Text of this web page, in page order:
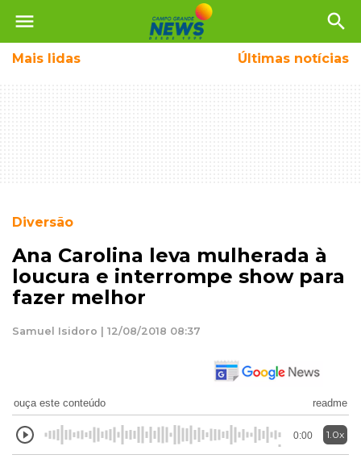
menu search
Mais lidas Últimas notícias
Diversão
Ana Carolina leva mulherada à
loucura e interrompe show para
fazer melhor
Samuel Isidoro | 12/08/2018 08:37
ouça este conteúdo readme
0:00 1.0x